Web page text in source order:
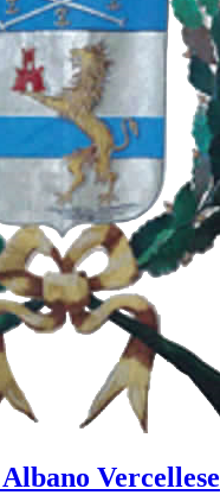
Vercellese